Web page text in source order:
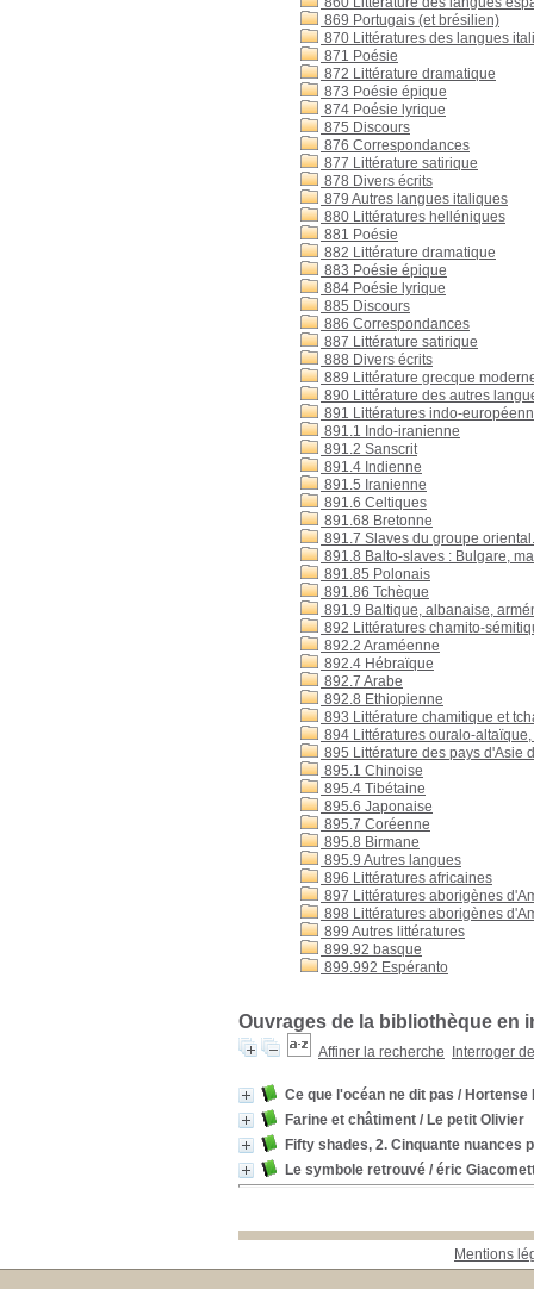
869 Portugais (et brésilien)
870 Littératures des langues
871 Poésie
872 Littérature dramatique
873 Poésie épique
874 Poésie lyrique
875 Discours
876 Correspondances
877 Littérature satirique
878 Divers écrits
879 Autres langues italiques
880 Littératures helléniques
881 Poésie
882 Littérature dramatique
883 Poésie épique
884 Poésie lyrique
885 Discours
886 Correspondances
887 Littérature satirique
888 Divers écrits
889 Littérature grecque
890 Littérature des autres
891 Littératures indo-
891.1 Indo-iranienne
891.2 Sanscrit
891.4 Indienne
891.5 Iranienne
891.6 Celtiques
891.68 Bretonne
891.7 Slaves du groupe
891.8 Balto-slaves : Bulgare,
891.85 Polonais
891.86 Tchèque
891.9 Baltique, albanaise,
892 Littératures chamito-
892.2 Araméenne
892.4 Hébraïque
892.7 Arabe
892.8 Ethiopienne
893 Littérature chamitique et
894 Littératures ouralo-
895 Littérature des pays d'Asie
895.1 Chinoise
895.4 Tibétaine
895.6 Japonaise
895.7 Coréenne
895.8 Birmane
895.9 Autres langues
896 Littératures africaines
897 Littératures aborigènes
898 Littératures aborigènes
899 Autres littératures
899.92 basque
899.992 Espéranto
Ouvrages de la bibliothèque en
Affiner la recherche Interroger
Ce que l'océan ne dit pas / Hortense
Farine et châtiment / Le petit Olivier
Fifty shades, 2. Cinquante nuances
Le symbole retrouvé / éric
Mentions